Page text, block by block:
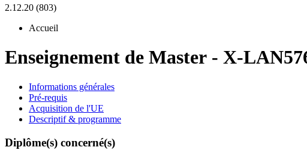
2.12.20 (803)
Accueil
Enseignement de Master - X-
Informations générales
Pré-requis
Acquisition de l'UE
Descriptif & programme
Diplôme(s) concerné(s)